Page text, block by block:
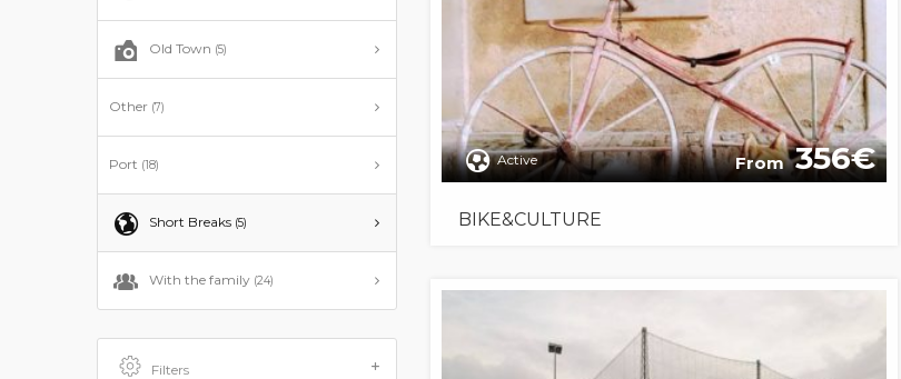
Old Town (5)
Other (7)
Port (18)
Short Breaks (5)
With the family (24)
Filters
Active From 356
BIKE&CULTURE